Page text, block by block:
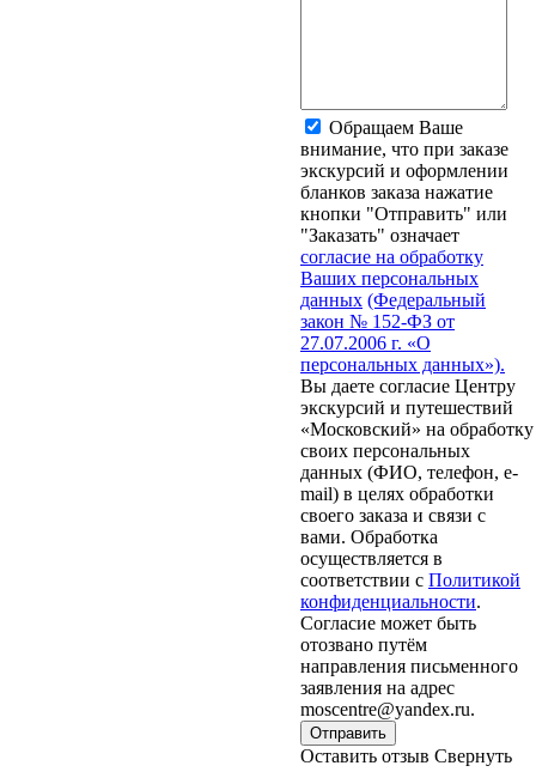
Обращаем Ваше
внимание, что при заказе
экскурсий и оформлении
бланков заказа нажатие
кнопки "Отправить" или
"Заказать" означает
согласие на обработку
Ваших персональных
данных (Федеральный
закон № 152-ФЗ от
27.07.2006 г. «О
персональных данных»).
Вы даете согласие Центру
экскурсий и путешествий
«Московский» на обработку
своих персональных
данных (ФИО, телефон, e-
mail) в целях обработки
своего заказа и связи с
вами. Обработка
осуществляется в
соответствии с Политикой
конфиденциальности.
Согласие может быть
отозвано путём
направления письменного
заявления на адрес
moscentre@yandex.ru.
Отправить
Оставить отзыв Свернуть